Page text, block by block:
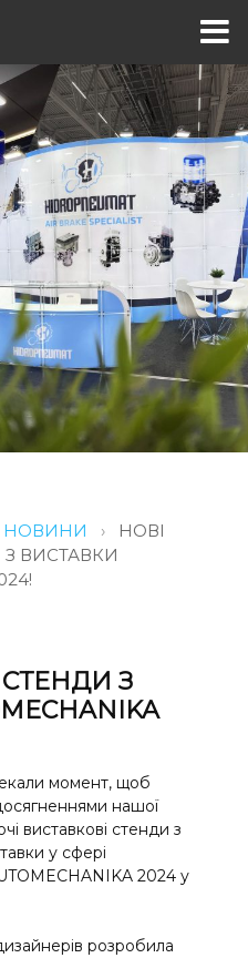
НОВИНИ ›
НОВІ
ВИСТАВКИ
З
момент, щоб
нашої
виставкові стенди з
у сфері
2024 у
розробила